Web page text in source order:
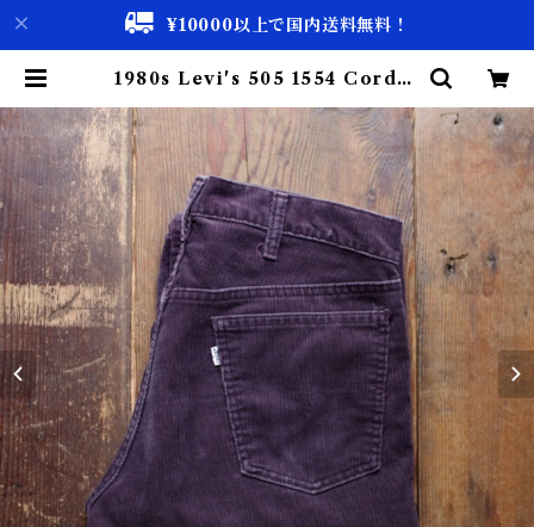
¥10000以上で国内送料無料！
1980s Levi's 505 1554 Cordur
ーデュロイ パンツ ストレート | 古
着屋 仙台 biscco【古着 & Vinta
ge 通販】